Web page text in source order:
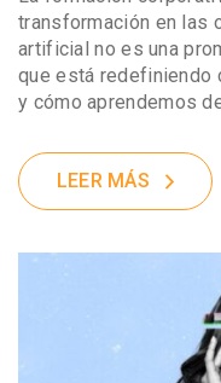
transformación en las
artificial no es una
que está redefiniendo
y cómo aprendemos
LEER MÁS